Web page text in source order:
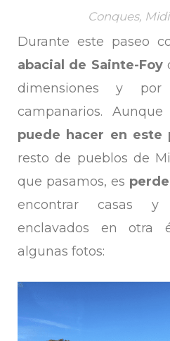
Conques,
Durante este paseo
abacial de Sainte-Foy
dimensiones y por
campanarios. Aunque
puede hacer en este
resto de pueblos de
que pasamos, es
encontrar casas y
enclavados en otra
algunas fotos: